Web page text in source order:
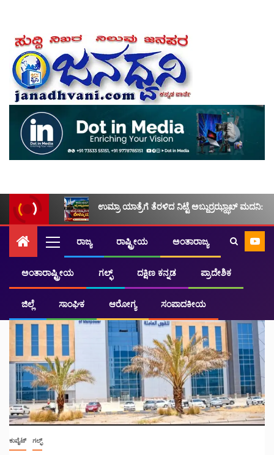
ಉಮ್ರಾ ಯಾತ್ರೆಗೆ ತೆರಳಿದ ನಿಟ್ಟೆ ಅಬ್ದುರ್ರಝ್ಝಾಖ್ ಮದನಿ:
ರಾಜ್ಯ ರಾಷ್ಟ್ರೀಯ ಅಂತಾರಾಜ್ಯ
ಅಂತಾರಾಷ್ಟ್ರೀಯ ಗಲ್ಫ್ ದಕ್ಷಿಣ ಕನ್ನಡ ಪ್ರಾದೇಶಿಕ
ಜಿಲ್ಲೆ ಸಾಂಘಿಕ ಆರೋಗ್ಯ ಸಂಪಾದಕೀಯ
ಕುವೈಟ್ ಗಲ್ಫ್